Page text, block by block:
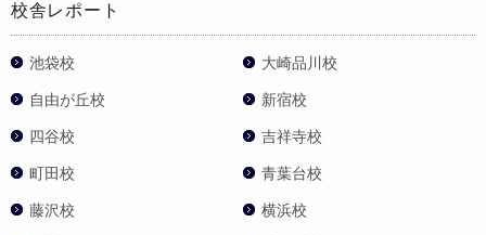
校舎レポート
池袋校 大崎品川校
自由が丘校 新宿校
四谷校 吉祥寺校
町田校 青葉台校
藤沢校 横浜校